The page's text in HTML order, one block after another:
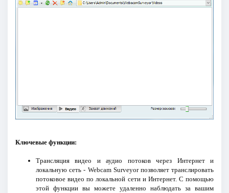
Ключевые функции:
Трансляция видео и аудио потоков через Интернет и
локальную сеть - Webcam Surveyor позволяет транслировать
потоковое видео по локальной сети и Интернет. С помощью
этой функции вы можете удаленно наблюдать за вашим